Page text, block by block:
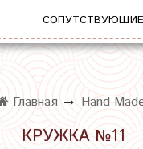
Главная Hand
КРУЖКА №11